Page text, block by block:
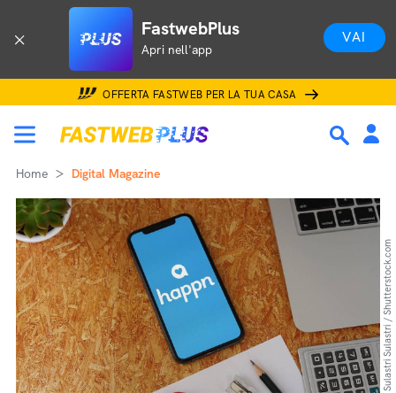
FastwebPlus
Apri nell'app
VAI
OFFERTA FASTWEB PER LA TUA CASA
Home Digital Magazine
Sulastri Sulastri / Shutterstock.com